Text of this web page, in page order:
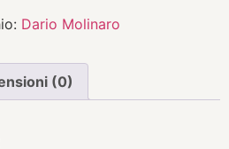
Dario Molinaro
(0)